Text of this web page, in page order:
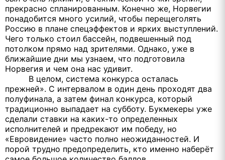
прекрасно спланированным. Конечно же, Норвегии
понадобится много усилий, чтобы перещеголять
Россию в плане спецэффектов и ярких выступлений.
Чего только стоил бассейн, подвешенный под
потолком прямо над зрителями. Однако, уже в
ближайшие дни мы узнаем, что подготовила
Норвегия и чем она нас удивит.
В целом, система конкурса осталась
прежней». С интервалом в один день проходят два
полуфинала, а затем финал конкурса, который
традиционно выпадает на субботу. Букмекеры уже
сделали ставки на каких-то определенных
исполнителей и предрекают им победу, но
«Евровидение» часто полно неожиданностей. И
порой трудно предопределить, кто именно наберёт